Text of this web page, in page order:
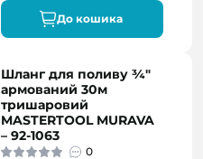
До кошика
Шланг для поливу ¾"
армований 30м
тришаровий
MASTERTOOL MURAVA
– 92-1063
0